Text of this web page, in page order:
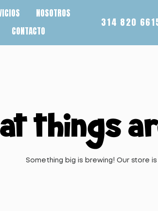
NOSOTROS
CONTACTO
314 820
things
Something big is brewing! Our store